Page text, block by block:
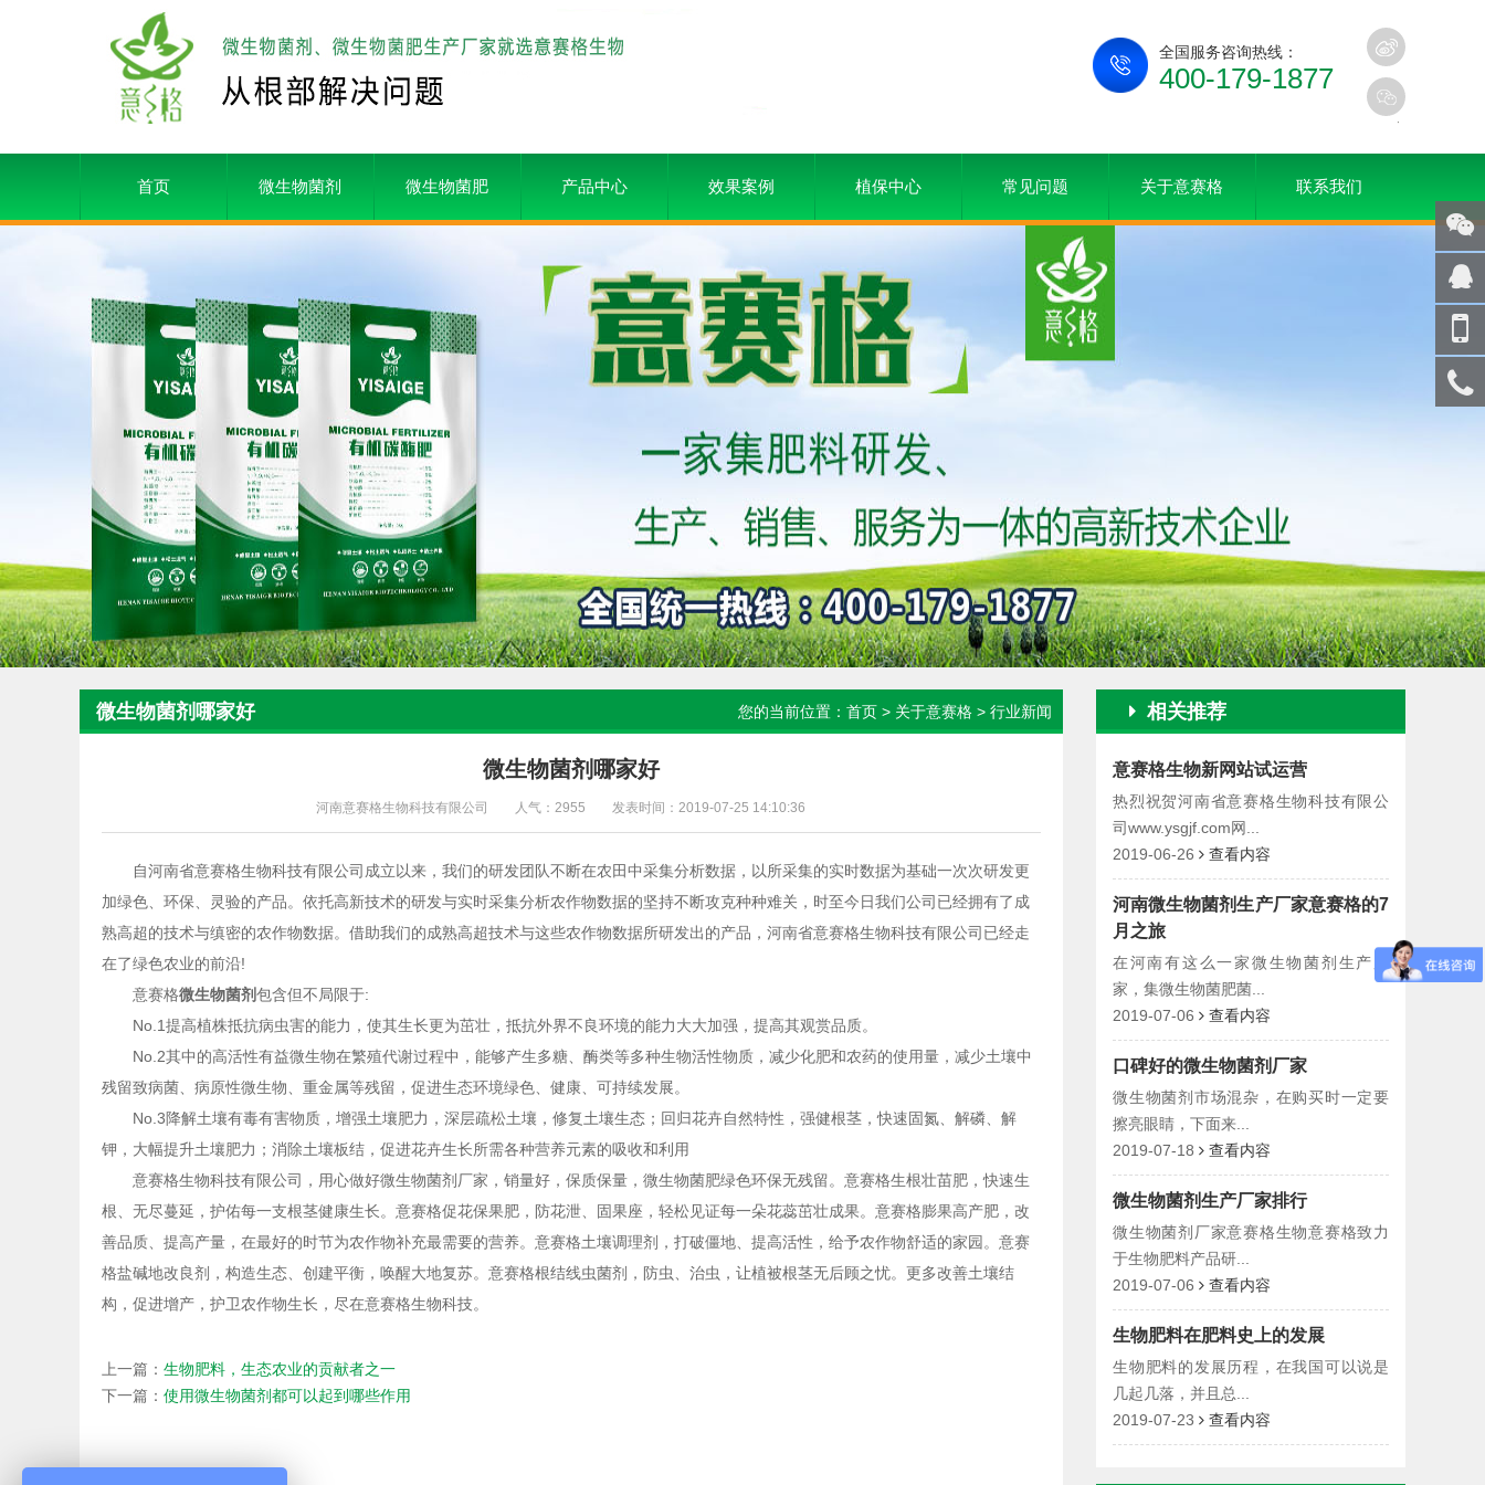
全国服务咨询热线：
400-179-1877
首页 微生物菌剂 微生物菌肥 产品中心 效果案例 植保中心 常见问题 关于意赛格 联系我们
微生物菌剂哪家好 您的当前位置： 首页 > 关于意赛格 > 行业新闻
微生物菌剂哪家好
河南意赛格生物科技有限公司 人气：2955 发表时间：2019-07-25 14:10:36
自河南省意赛格生物科技有限公司成立以来，我们的研发团队不断在农田中采集分析数据，以所采集的实时数据为基础一次次研发更
加绿色、环保、灵验的产品。依托高新技术的研发与实时采集分析农作物数据的坚持不断攻克种种难关，时至今日我们公司已经拥有了成
熟高超的技术与缜密的农作物数据。借助我们的成熟高超技术与这些农作物数据所研发出的产品，河南省意赛格生物科技有限公司已经走
在了绿色农业的前沿!
意赛格微生物菌剂包含但不局限于:
No.1提高植株抵抗病虫害的能力，使其生长更为茁壮，抵抗外界不良环境的能力大大加强，提高其观赏品质。
No.2其中的高活性有益微生物在繁殖代谢过程中，能够产生多糖、酶类等多种生物活性物质，减少化肥和农药的使用量，减少土壤中
残留致病菌、病原性微生物、重金属等残留，促进生态环境绿色、健康、可持续发展。
No.3降解土壤有毒有害物质，增强土壤肥力，深层疏松土壤，修复土壤生态；回归花卉自然特性，强健根茎，快速固氮、解磷、解
钾，大幅提升土壤肥力；消除土壤板结，促进花卉生长所需各种营养元素的吸收和利用
意赛格生物科技有限公司，用心做好微生物菌剂厂家，销量好，保质保量，微生物菌肥绿色环保无残留。意赛格生根壮苗肥，快速生
根、无尽蔓延，护佑每一支根茎健康生长。意赛格促花保果肥，防花泄、固果座，轻松见证每一朵花蕊茁壮成果。意赛格膨果高产肥，改
善品质、提高产量，在最好的时节为农作物补充最需要的营养。意赛格土壤调理剂，打破僵地、提高活性，给予农作物舒适的家园。意赛
格盐碱地改良剂，构造生态、创建平衡，唤醒大地复苏。意赛格根结线虫菌剂 ，防虫、治虫，让植被根茎无后顾之忧。更多改善土壤结
构，促进增产，护卫农作物生长，尽在意赛格生物科技。
上一篇： 生物肥料，生态农业的贡献者之一
下一篇： 使用微生物菌剂都可以起到哪些作用
相关推荐
意赛格生物新网站试运营
热烈祝贺河南省意赛格生物科技有限公
司www.ysgjf.com网...
2019-06-26
查看内容
河南微生物菌剂生产厂家意赛格的7
月之旅
在河南有这么一家微生物菌剂生产厂
家，集微生物菌肥菌...
2019-07-06
查看内容
口碑好的微生物菌剂厂家
微生物菌剂市场混杂，在购买时一定要
擦亮眼睛，下面来...
2019-07-18
查看内容
微生物菌剂生产厂家排行
微生物菌剂厂家意赛格生物意赛格致力
于生物肥料产品研...
2019-07-06
查看内容
生物肥料在肥料史上的发展
生物肥料的发展历程，在我国可以说是
几起几落，并且总...
2019-07-23
查看内容
关注
微信
在线
客服
手机
访问